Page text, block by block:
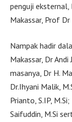
penguji eksternal,
Makassar, Prof Dr
Nampak hadir
Makassar, Dr Andi
masanya, Dr H.
Dr.Ihyani Malik,
Prianto, S.IP,
Saifuddin, M.Si